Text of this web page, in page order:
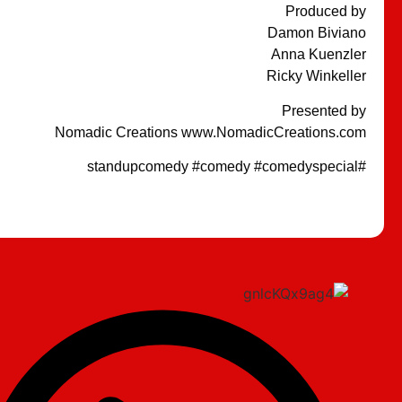
Produced by
Damon Biviano
Anna Kuenzler
Ricky Winkeller
Presented by
Nomadic Creations www.NomadicCreations.com
#standupcomedy #comedy #comedyspecial